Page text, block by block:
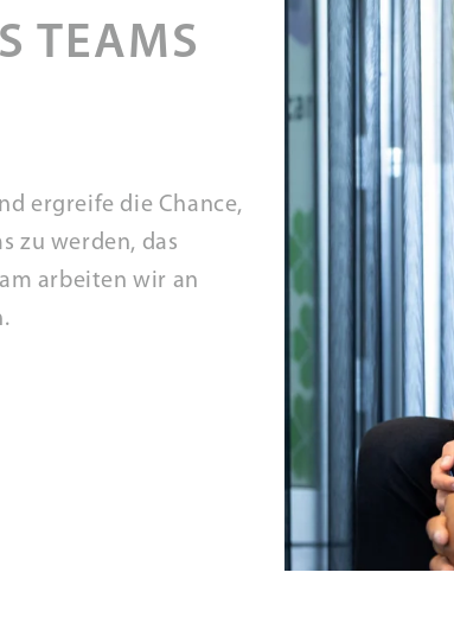
TEAMS
ergreife die Chance,
zu werden, das
arbeiten wir an